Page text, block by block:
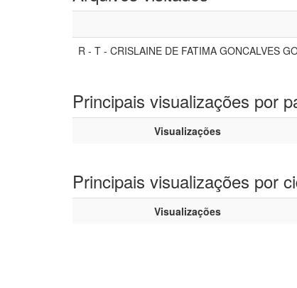
R - T - CRISLAINE DE FATIMA GONCALVES
Principais visualizações por
Visualizações
Principais visualizações por
Visualizações